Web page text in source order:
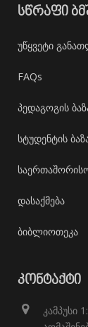
ᲡᲬᲠᲐᲤᲘ
უწყვეტი
FAQs
პედაგოგის
სტუდენტის
დასაქმება
ბიბლიოთეკა
ᲙᲝᲜᲢᲐᲥᲢᲘ
კამპუსი